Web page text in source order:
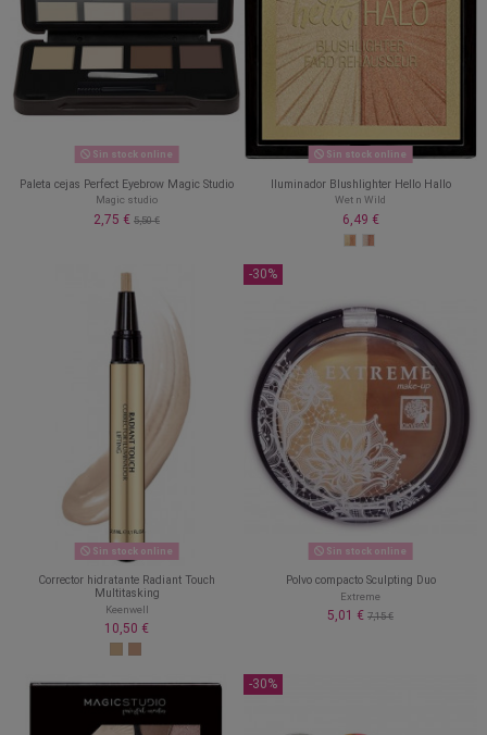
Sin stock online
Paleta cejas Perfect Eyebrow Magic Studio
Magic studio
2,75 € 5,50 €
Sin stock online
Iluminador Blushlighter Hello Hallo
Wet n Wild
6,49 €
Sin stock online
Corrector hidratante Radiant Touch
Multitasking
Keenwell
10,50 €
-30%
Sin stock online
Polvo compacto Sculpting Duo
Extreme
5,01 € 7,15 €
-30%